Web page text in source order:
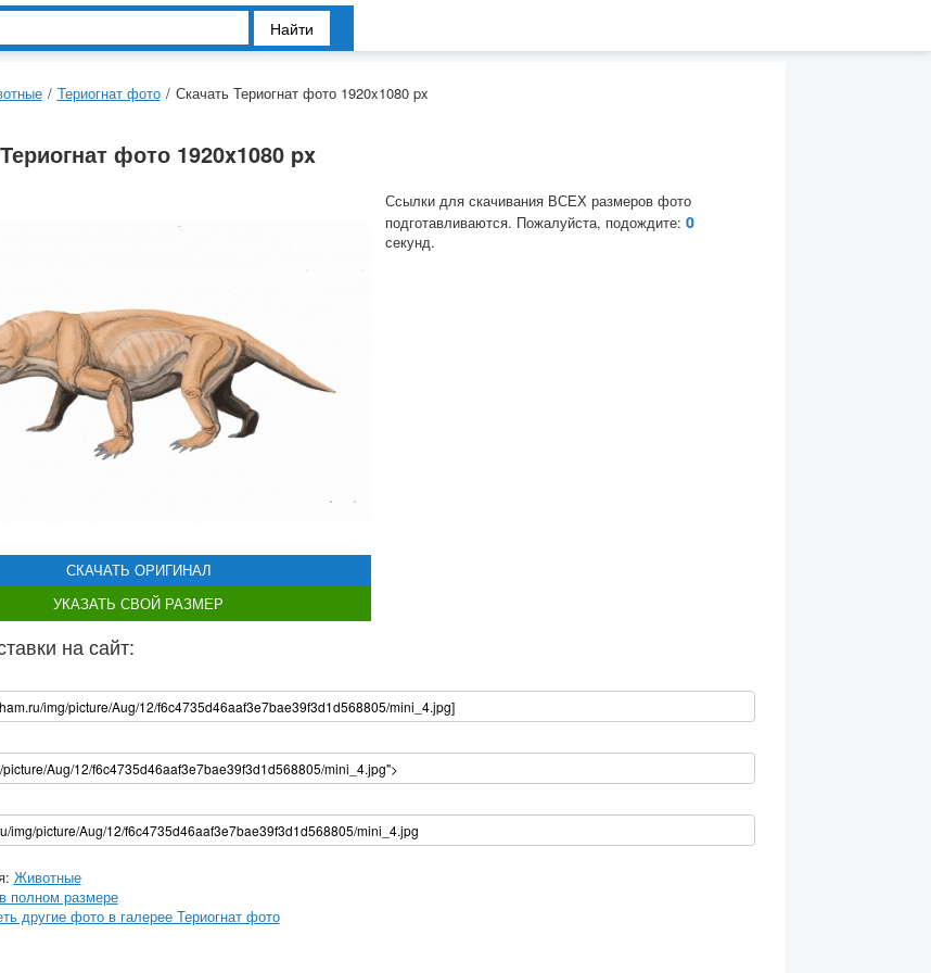
Найти
/ Териогнат фото / Скачать Териогнат фото 1920x1080 px
фото 1920x1080 px
СКАЧАТЬ ОРИГИНАЛ
УКАЗАТЬ СВОЙ РАЗМЕР
Ссылки для скачивания ВСЕХ размеров фото
подготавливаются. Пожалуйста, подождите: 0
секунд.
на сайт:
Животные
полном размере
другие фото в галерее Териогнат фото